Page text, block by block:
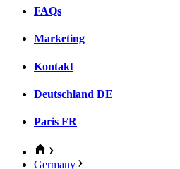
FAQs
Marketing
Kontakt
Deutschland DE
Paris FR
Germany